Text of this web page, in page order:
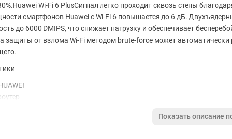
Wi-Fi 6 PlusСигнал легко проходит сквозь стены
смартфонов Huawei с Wi-Fi 6 повышается до 6 дБ.
до 6000 DMIPS, что снижает нагрузку и обеспечивает
защиты от взлома Wi-Fi методом brute-force может
Показать описание